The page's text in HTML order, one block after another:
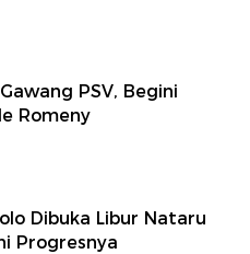
PSV, Begini
Romeny
Dibuka Libur Nataru
Progresnya